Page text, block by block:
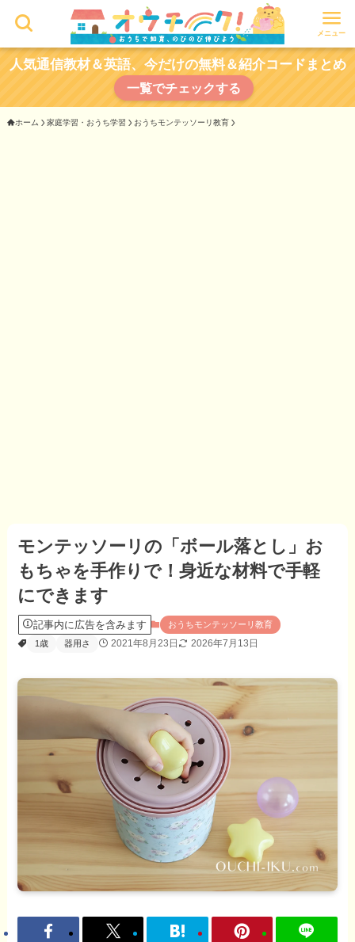
メニュー
人気通信教材＆英語、今だけの無料＆紹介コードまとめ
一覧でチェックする
ホーム 家庭学習・おうち学習 おうちモンテッソーリ教育
モンテッソーリの「ボール落とし」お
もちゃを手作りで！身近な材料で手軽
にできます
記事内に広告を含みます
おうちモンテッソーリ教育
1歳
器用さ 2021年8月23日 2026年7月13日